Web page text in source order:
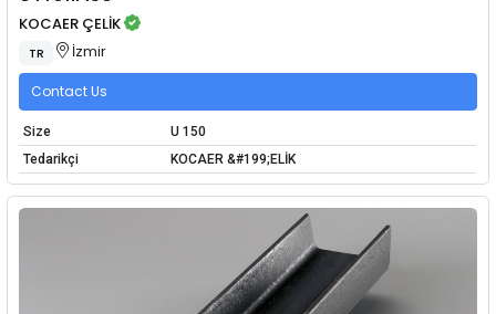
KOCAER ÇELİK
TR İzmir
Contact Us
Size
U 150
Tedarikçi
KOCAER &#199;ELİK